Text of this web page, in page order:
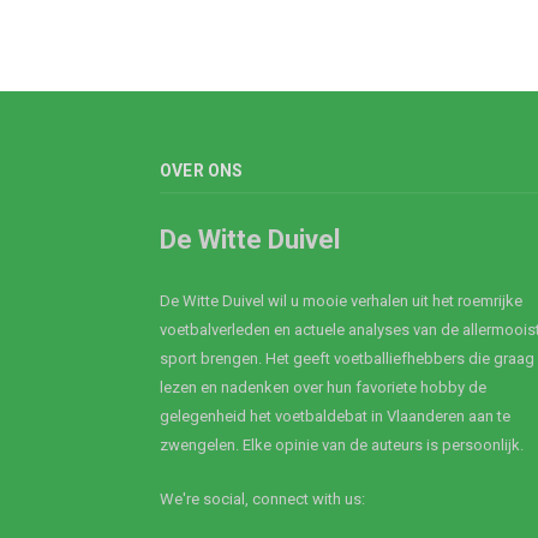
OVER ONS
De Witte Duivel
De Witte Duivel wil u mooie verhalen uit het roemrijke
voetbalverleden en actuele analyses van de
sport brengen. Het geeft voetballiefhebbers die graag
lezen en nadenken over hun favoriete hobby de
gelegenheid het voetbaldebat in Vlaanderen aan te
zwengelen. Elke opinie van de auteurs is persoonlijk.
We're social, connect with us: